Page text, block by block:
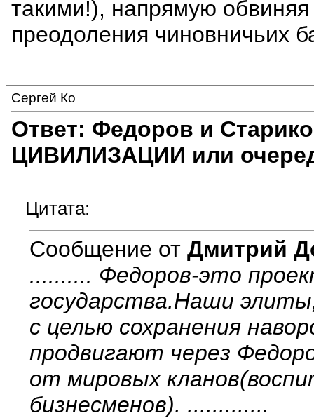
такими!), напрямую
преодоления чиновничьих
Сергей Ко
Ответ: Федоров и
ЦИВИЛИЗАЦИИ или
Цитата:
Сообщение от Дмитрий
.......... Федоров-это
государства.Наши
с целью сохранения
продвигают через
от мировых
бизнесменов). .............